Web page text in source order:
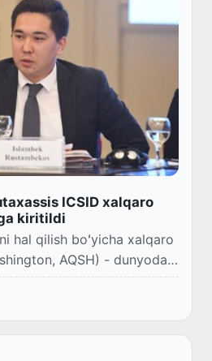
ICSID xalqaro
kiritildi
hal qilish boʻyicha xalqaro
AQSH) - dunyodagi
arbitraj hisoblanadi.